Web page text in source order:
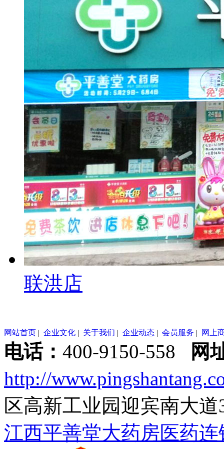
联洪店
网站首页 | 企业文化 | 关于我们 | 企业动态 | 会员服务 | 网上
电话： 400-9150-558
网
http://
区高新工业园迎宾南大道
江西平善堂大药房医药